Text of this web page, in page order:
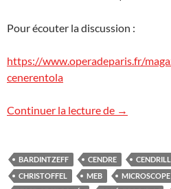
Pour écouter la discussion :
https://www.operadeparis.fr/
cenerentola
Continuer la lecture de Cendres
→
BARDINTZEFF CENDRE
CHRISTOFFEL
MEB